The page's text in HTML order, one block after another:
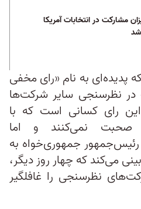
مشارکت در انتخابات آمریکا
پدیده‌ای به نام «رای مخفی
در نظرسنجی سایر شرکت‌ها
رای کسانی است که با
صحبت نمی‌کنند و اما
جمهوری‌خواه به
می‌کند که چهار روز دیگر،
نظرسنجی را غافلگیر